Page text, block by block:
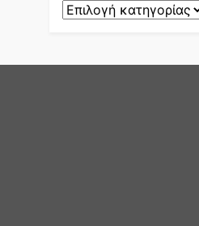
Kατηγορίες